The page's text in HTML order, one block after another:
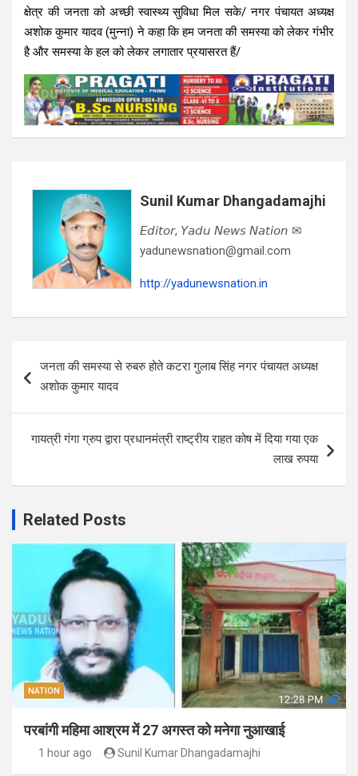
क्षेत्र की जनता को अच्छी स्वास्थ्य सुविधा मिल सके/ नगर पंचायत अध्यक्ष
अशोक कुमार यादव (मुन्ना) ने कहा कि हम जनता की समस्या को लेकर गंभीर
है और समस्या के हल को लेकर लगातार प्रयासरत हैं/
Sunil Kumar Dhangadamajhi
𝘌𝘥𝘪𝘵𝘰𝘳, 𝘠𝘢𝘥𝘶 𝘕𝘦𝘸𝘴 𝘕𝘢𝘵𝘪𝘰𝘯 ✉
yadunewsnation@gmail.com
http://yadunewsnation.in
navigation
जनता की समस्या से रुबरु होते कटरा गुलाब सिंह नगर पंचायत अध्यक्ष
अशोक कुमार यादव
गायत्री गंगा ग्रुप द्वारा प्रधानमंत्री राष्ट्रीय राहत कोष में दिया गया एक
लाख रुपया
Related Posts
NATION
परबांगी महिमा आश्रम में 27 अगस्त को मनेगा नुआखाई
1 hour ago Sunil Kumar Dhangadamajhi